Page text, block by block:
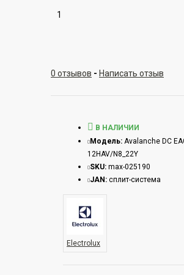
1
0 отзывов - Написать отзыв
В НАЛИЧИИ
Модель: Avalanche DC
12HAV/N8_22Y
SKU: max-025190
JAN: сплит-система
Electrolux